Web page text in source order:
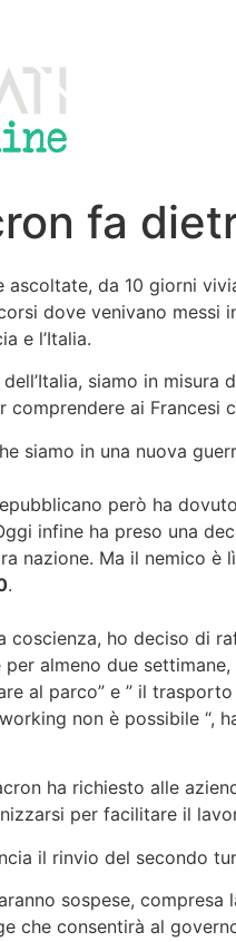
fa
da 10 giorni
dove venivano
e l’Italia.
siamo in
ai Francesi
siamo in una nuova
però ha
infine ha preso una
nazione. Ma il nemico è
.
coscienza, ho deciso di
almeno due
al parco” e ” il
non è possibile “,
ha richiesto alle
per facilitare il
il rinvio del secondo
sospese,
che consentirà al